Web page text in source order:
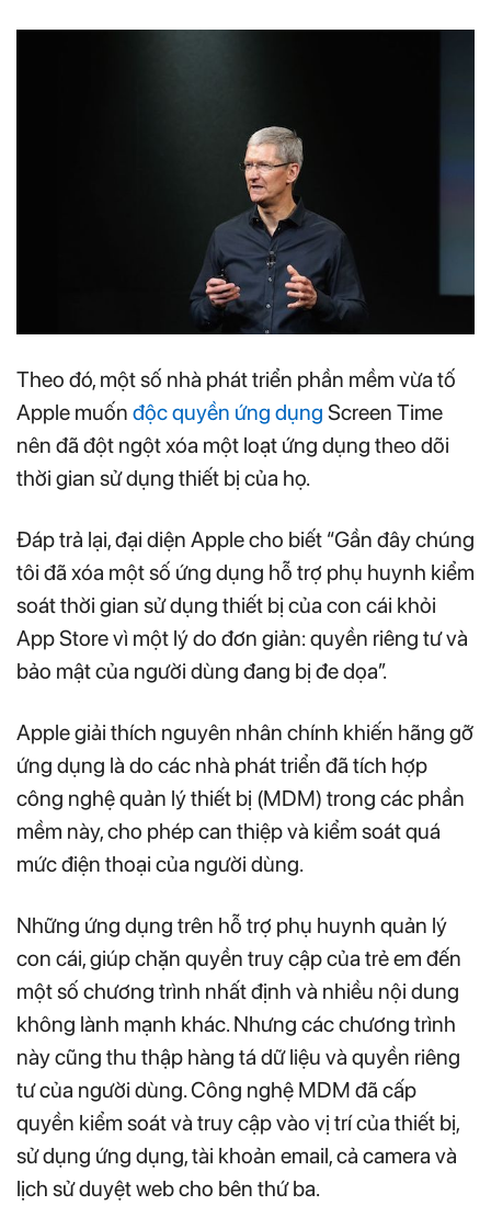
Theo đó, một số nhà phát triển phần mềm vừa tố
Apple muốn độc quyền ứng dụng Screen Time
nên đã đột ngột xóa một loạt ứng dụng theo dõi
thời gian sử dụng thiết bị của họ.
Đáp trả lại, đại diện Apple cho biết “Gần đây chúng
tôi đã xóa một số ứng dụng hỗ trợ phụ huynh kiểm
soát thời gian sử dụng thiết bị của con cái khỏi
App Store vì một lý do đơn giản: quyền riêng tư và
bảo mật của người dùng đang bị đe dọa”.
Apple giải thích nguyên nhân chính khiến hãng gỡ
ứng dụng là do các nhà phát triển đã tích hợp
công nghệ quản lý thiết bị (MDM) trong các phần
mềm này, cho phép can thiệp và kiểm soát quá
mức điện thoại của người dùng.
Những ứng dụng trên hỗ trợ phụ huynh quản lý
con cái, giúp chặn quyền truy cập của trẻ em đến
một số chương trình nhất định và nhiều nội dung
không lành mạnh khác. Nhưng các chương trình
này cũng thu thập hàng tá dữ liệu và quyền riêng
tư của người dùng. Công nghệ MDM đã cấp
quyền kiểm soát và truy cập vào vị trí của thiết bị,
sử dụng ứng dụng, tài khoản email, cả camera và
lịch sử duyệt web cho bên thứ ba.